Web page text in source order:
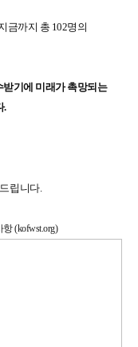
금까지 총 102명의
받기에 미래가 촉망되는
.
립니다.
(kofwst.org)